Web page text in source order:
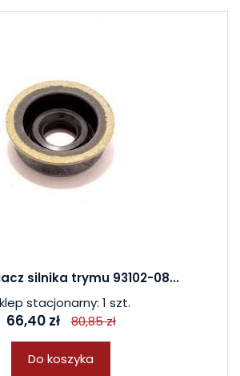
silnika trymu 93102-08...
stacjonarny: 1 szt.
66,40 zł 80,85 zł
Do koszyka